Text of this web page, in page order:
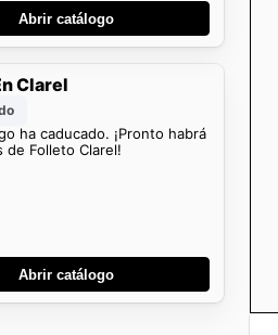
Abrir catálogo
Clarel
ha caducado. ¡Pronto habrá
de Folleto Clarel!
Abrir catálogo